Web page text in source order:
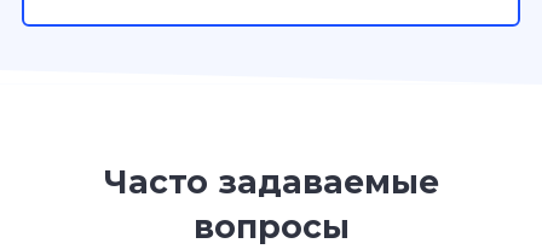
Часто задаваемые
вопросы